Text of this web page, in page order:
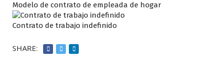
Modelo de contrato de empleada de hogar
Contrato de trabajo indefinido
SHARE: